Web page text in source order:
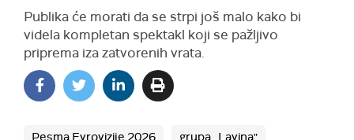
Publika će morati da se strpi još malo kako bi
videla kompletan spektakl koji se pažljivo
priprema iza zatvorenih vrata.
Pesma Evrovizije 2026 grupa „Lavina"